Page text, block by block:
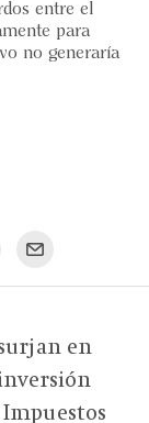
entre el
para
no generaría
en